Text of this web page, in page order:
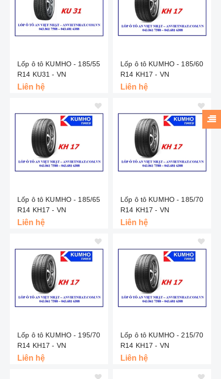
Lốp ô tô KUMHO - 185/55
R14 KU31 - VN
Liên hệ
Lốp ô tô KUMHO - 185/60
R14 KH17 - VN
Liên hệ
Lốp ô tô KUMHO - 185/65
R14 KH17 - VN
Liên hệ
Lốp ô tô KUMHO - 185/70
R14 KH17 - VN
Liên hệ
Lốp ô tô KUMHO - 195/70
R14 KH17 - VN
Liên hệ
Lốp ô tô KUMHO - 215/70
R14 KH17 - VN
Liên hệ